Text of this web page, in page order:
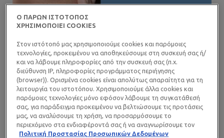
ΠΟΣΟΤΗΤΑ
Ποσότητα ίση με ένα
φουντούκι.
Ο ΠΑΡΩΝ ΙΣΤΟΤΟΠΟΣ
ΧΡΗΣΙΜΟΠΟΙΕΙ COOKIES
Στον ιστότοπό μας χρησιμοποιούμε cookies και παρόμοιες
τεχνολογίες, προκειμένου να αποθηκεύσουμε στη συσκευή σας ή/
και να λάβουμε πληροφορίες από την συσκευή σας (π.χ.
διεύθυνση IP, πληροφορίες προγράμματος περιήγησης
(browser)). Ορισμένα cookies είναι απολύτως απαραίτητα για τη
λειτουργία του ιστοτόπου. Χρησιμοποιούμε άλλα cookies και
παρόμοιες τεχνολογίες μόνο εφόσον λάβουμε τη συγκατάθεσή
σας, για παράδειγμα προκειμένου να βελτιώσουμε τις προτάσεις
μας, να αναλύσουμε τη χρήση, να προσαρμόσουμε το
περιεχόμενο στα ενδιαφέροντά σας ή να αναγνωρίσουμε τον
browser/ τη συσκευή σας για τη δημιουργία προφίλ με τα
Πολιτική Προστασίας Προσωπικών Δεδομένων